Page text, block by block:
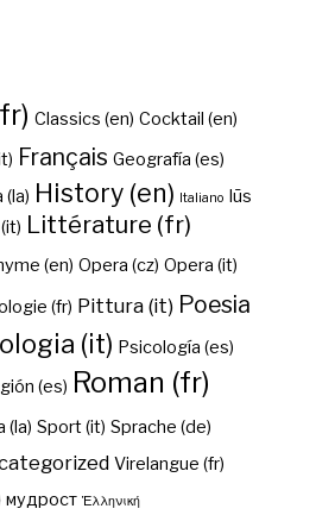
Classics (en) Cocktail (en)
Français Geografía (es)
(la) History (en) Italiano Iūs
Littérature (fr)
(en) Opera (cz) Opera (it)
(fr) Pittura (it) Poesia
(it) Psicología (es)
(es) Roman (fr)
(la) Sport (it) Sprache (de)
Virelangue (fr)
мудрост Ἑλληνική